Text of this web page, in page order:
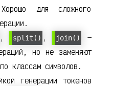
для сложного
, split() , join()
—
но не заменяют
классам символов.
генерации токенов